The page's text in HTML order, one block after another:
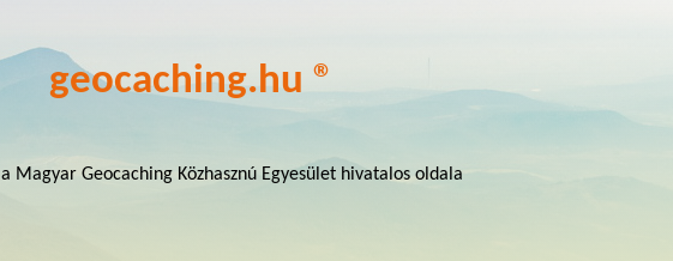
geocaching.hu ®
a Magyar Geocaching Közhasznú Egyesület hivatalos oldala